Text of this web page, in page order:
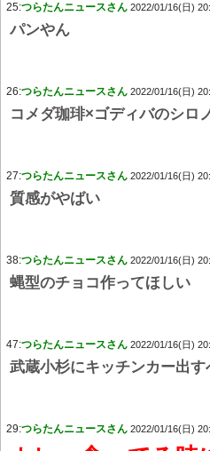
25:つらたんニュースさん 2022/01/16(日)
パンやん
26:つらたんニュースさん 2022/01/16(日)
コメダ珈琲×ゴディバのシロ
27:つらたんニュースさん 2022/01/16(日)
質感がやばい
38:つらたんニュースさん 2022/01/16(日)
蝿型のチョコ作ってほしい
47:つらたんニュースさん 2022/01/16(日)
武蔵小杉にキッチンカー出す
29:つらたんニュースさん 2022/01/16(日)